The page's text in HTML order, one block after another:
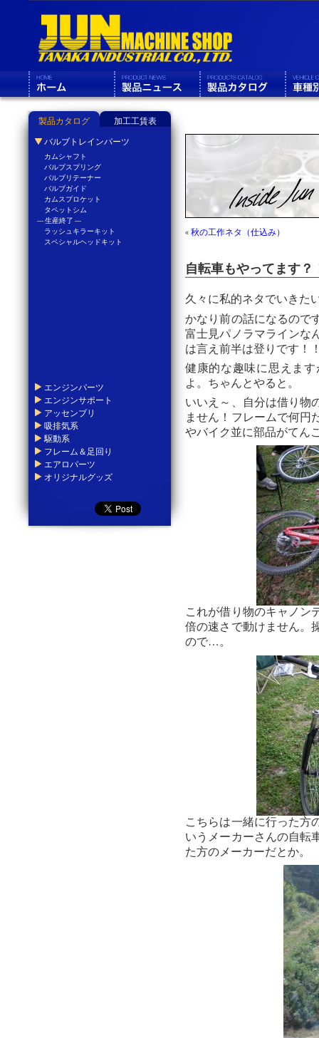
« 秋の工作ネタ（仕込み）
自転車もやってます？
久々に私的ネタでいきた
かなり前の話になるので
富士見パノラマラインな
は言え前半は登りです！
健康的な趣味に思えま
よ。ちゃんとやると。
いいえ～、自分は借り物
ません！フレームで何円
やバイク並に部品がてん
これが借り物のキャノン
倍の速さで動けません。
ので…。
こちらは一緒に行った方
いうメーカーさんの自転
た方のメーカーだとか。
製品カタログ 加工工賃表
バルブトレインパーツ
カムシャフト
バルブスプリング
バルブリテーナー
バルブガイド
カムスプロケット
タペットシム
--- 生産終了 ---
ラッシュキラーキット
スペシャルヘッドキット
エンジンパーツ
エンジンサポート
アッセンブリ
吸排気系
駆動系
フレーム＆足回り
エアロパーツ
オリジナルグッズ